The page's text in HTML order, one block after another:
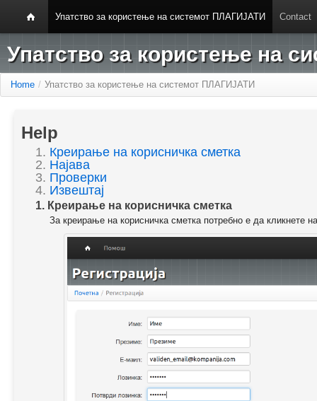
Упатство за користење на системот ПЛАГИЈАТИ Contact
Упатство за користење на
Home / Упатство за користење на системот ПЛАГИЈАТИ
Help
1. Креирање на корисничка сметка
2. Најава
3. Проверки
4. Извештај
1. Креирање на корисничка сметка
За креирање на корисничка сметка потребно е да кликнете